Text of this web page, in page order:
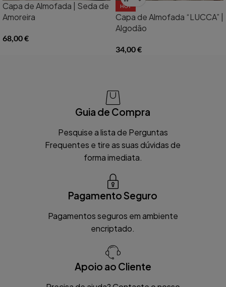
Capa de Almofada | Seda de
Amoreira
68,00€
HOT
Capa de Almofada “LUCCA” |
Algodão
34,00€
Guia de Compra
Pesquise a lista de Perguntas
Frequentes e tire as suas dúvidas de
forma imediata.
Pagamento Seguro
Pagamentos seguros em ambiente
encriptado.
Apoio ao Cliente